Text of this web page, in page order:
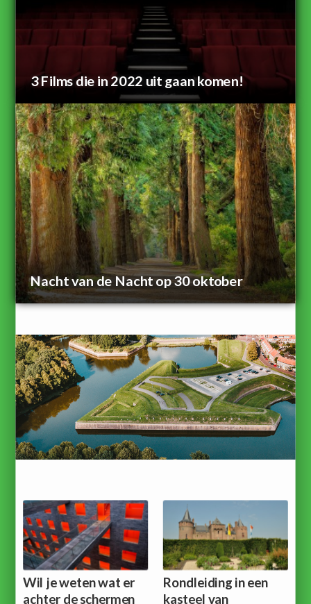
3 Films die in 2022 uit gaan komen!
Nacht van de Nacht op 30 oktober
Wil je weten wat er
achter de schermen
Rondleiding in een
kasteel van